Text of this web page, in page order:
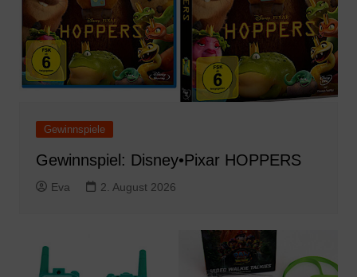
Gewinnspiele
Gewinnspiel: Disney•Pixar HOPPERS
Eva 2. August 2026